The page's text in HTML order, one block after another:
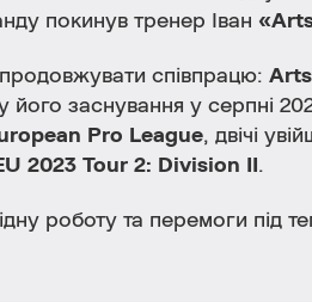
покинув тренер Іван
співпрацю:
його заснування у серпні
Pro League, двічі
2023 Tour 2: Division II .
роботу та перемоги під